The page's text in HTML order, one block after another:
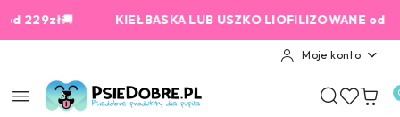
Przejdź do treści głównej
Przejdź do wyszukiwarki
Przejdź do moje konto
Przejdź do menu głównego
Przejdź do stopki
🚚KIEŁBASKA LUB USZKO LIOFILIZOWANE od 159 zł
Moje konto